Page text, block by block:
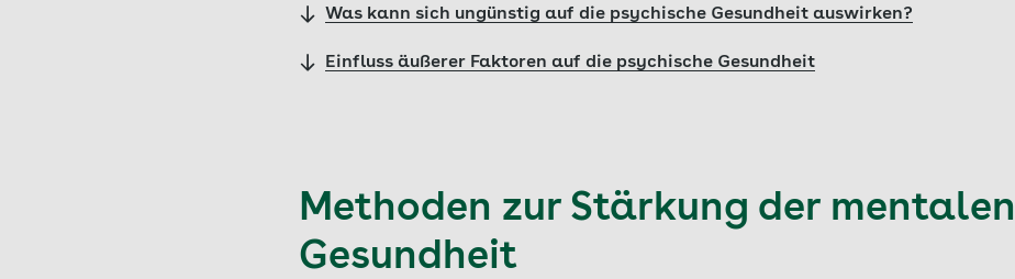
Was kann sich ungünstig auf die psychische Gesundheit auswirken?
Einfluss äußerer Faktoren auf die psychische Gesundheit
Methoden zur Stärkung der mentalen
Gesundheit